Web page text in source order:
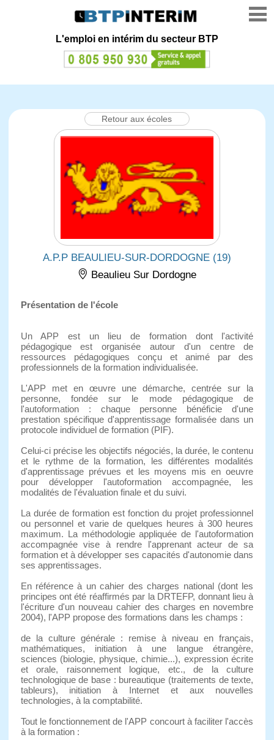
L'emploi en intérim du secteur BTP
Retour aux écoles
A.P.P BEAULIEU-SUR-DORDOGNE (19)
Beaulieu Sur Dordogne
Présentation de l'école
Un APP est un lieu de formation dont l'activité
pédagogique est organisée autour d'un centre de
ressources pédagogiques conçu et animé par des
professionnels de la formation individualisée.
L'APP met en œuvre une démarche, centrée sur la
personne, fondée sur le mode pédagogique de
l'autoformation : chaque personne bénéficie d'une
prestation spécifique d'apprentissage formalisée dans un
protocole individuel de formation (PIF).
Celui-ci précise les objectifs négociés, la durée, le contenu
et le rythme de la formation, les différentes modalités
d'apprentissage prévues et les moyens mis en oeuvre
pour développer l'autoformation accompagnée, les
modalités de l'évaluation finale et du suivi.
La durée de formation est fonction du projet professionnel
ou personnel et varie de quelques heures à 300 heures
maximum. La méthodologie appliquée de l'autoformation
accompagnée vise à rendre l'apprenant acteur de sa
formation et à développer ses capacités d'autonomie dans
ses apprentissages.
En référence à un cahier des charges national (dont les
principes ont été réaffirmés par la DRTEFP, donnant lieu à
l'écriture d'un nouveau cahier des charges en novembre
2004), l'APP propose des formations dans les champs :
de la culture générale : remise à niveau en français,
mathématiques, initiation à une langue étrangère,
sciences (biologie, physique, chimie...), expression écrite
et orale, raisonnement logique, etc., de la culture
technologique de base : bureautique (traitements de texte,
tableurs), initiation à Internet et aux nouvelles
technologies, à la comptabilité.
Tout le fonctionnement de l'APP concourt à faciliter l'accès
à la formation :